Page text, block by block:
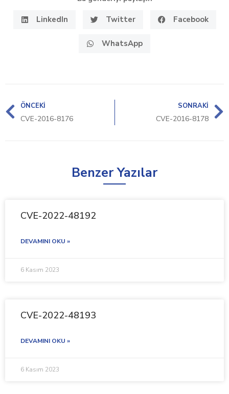
LinkedIn Twitter Facebook
WhatsApp
ÖNCEKI
CVE-2016-8176
SONRAKI
CVE-2016-8178
Benzer Yazılar
CVE-2022-48192
DEVAMINI OKU »
6 Kasım 2023
CVE-2022-48193
DEVAMINI OKU »
6 Kasım 2023